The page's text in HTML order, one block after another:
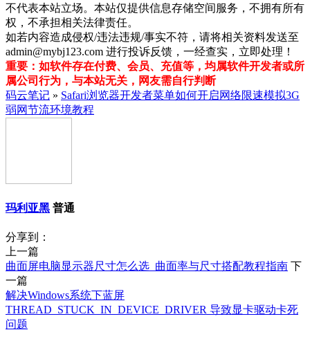
不代表本站立场。本站仅提供信息存储空间服务，不拥有所有
权，不承担相关法律责任。
如若内容造成侵权/违法违规/事实不符，请将相关资料发送至
admin@mybj123.com 进行投诉反馈，一经查实，立即处理！
重要：如软件存在付费、会员、充值等，均属软件开发者或所
属公司行为，与本站无关，网友需自行判断
码云笔记 » Safari浏览器开发者菜单如何开启网络限速模拟3G
弱网节流环境教程
玛利亚黑 普通
分享到：
上一篇
曲面屏电脑显示器尺寸怎么选_曲面率与尺寸搭配教程指南 下
一篇
解决Windows系统下蓝屏
THREAD_STUCK_IN_DEVICE_DRIVER 导致显卡驱动卡死
问题